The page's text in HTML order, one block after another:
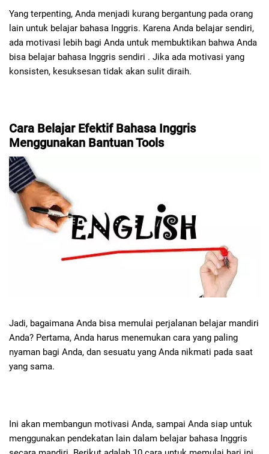
Yang terpenting, Anda menjadi kurang bergantung pada orang
lain untuk belajar bahasa Inggris. Karena Anda belajar sendiri,
ada motivasi lebih bagi Anda untuk membuktikan bahwa Anda
bisa belajar bahasa Inggris sendiri . Jika ada motivasi yang
konsisten, kesuksesan tidak akan sulit diraih.
Cara Belajar Efektif Bahasa Inggris
Menggunakan Bantuan Tools
Jadi, bagaimana Anda bisa memulai perjalanan belajar mandiri
Anda? Pertama, Anda harus menemukan cara yang paling
nyaman bagi Anda, dan sesuatu yang Anda nikmati pada saat
yang sama.
Ini akan membangun motivasi Anda, sampai Anda siap untuk
menggunakan pendekatan lain dalam belajar bahasa Inggris